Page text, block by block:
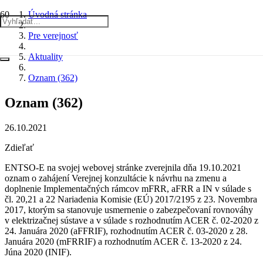
Úvodná stránka
Pre verejnosť
Aktuality
Oznam (362)
Oznam (362)
26.10.2021
Zdieľať
ENTSO-E na svojej webovej stránke zverejnila dňa 19.10.2021
oznam o zahájeníVerejnej konzultácie k návrhu na zmenu a
doplnenie Implementačných rámcov mFRR, aFRR a IN v súlade s
čl. 20,21 a 22 Nariadenia Komisie (EÚ) 2017/2195 z 23. Novembra
2017, ktorým sa stanovuje usmernenie o zabezpečovaní rovnováhy
v elektrizačnej sústave a v súlade s rozhodnutím ACER č. 02-2020 z
24. Januára 2020 (aFFRIF), rozhodnutím ACER č. 03-2020 z 28.
Januára 2020 (mFRRIF) a rozhodnutím ACER č. 13-2020 z 24.
Júna 2020 (INIF).